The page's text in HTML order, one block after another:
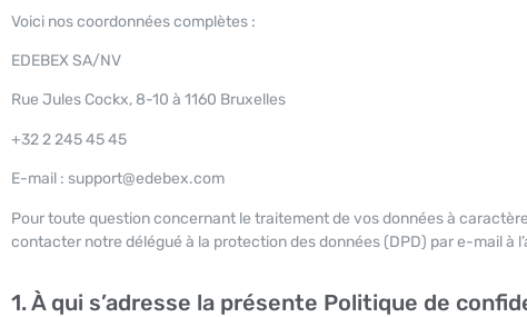
Voici nos coordonnées complètes :
EDEBEX SA/NV
Rue Jules Cockx, 8-10 à 1160 Bruxelles
+32 2 245 45 45
E-mail : support@edebex.com
Pour toute question concernant le traitement de vos données à
contacter notre délégué à la protection des données (DPD) par e-mail à
1. À qui s’adresse la présente Politique de